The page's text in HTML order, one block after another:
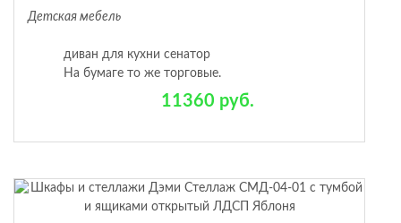
Детская мебель
диван для кухни сенатор
На бумаге то же торговые.
11360 руб.